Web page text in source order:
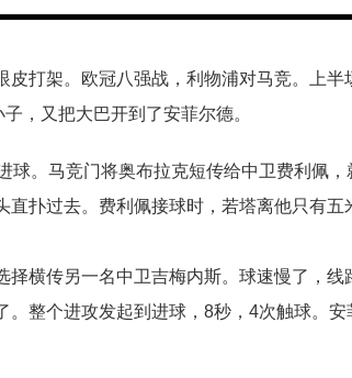
打架。欧冠八强战，利物浦对马竞。上半
，又把大巴开到了安菲尔德。
。马竞门将奥布拉克短传给中卫费利佩
扑过去。费利佩接球时，若塔离他只有五
横传另一名中卫吉梅内斯。球速慢了，
整个进攻发起到进球，8秒，4次触球。